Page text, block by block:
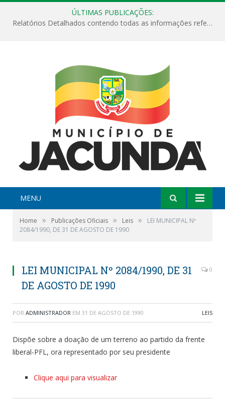
ÚLTIMAS PUBLICAÇÕES:
Relatórios Detalhados contendo todas as informações referentes a execução de recursos destinados ao fomento de projetos culturais no Município de Jacundá entre os anos de 2022 ao presente ano de 2026.
MENU
Home » Publicações Oficiais » Leis »
LEI MUNICIPAL Nº
2084/1990, DE 31 DE AGOSTO DE 1990
LEI MUNICIPAL Nº 2084/1990, DE 31
DE AGOSTO DE 1990
0
POR ADMINISTRADOR EM 31 DE AGOSTO DE 1990 LEIS
Dispõe sobre a doação de um terreno ao partido da frente
liberal-PFL, ora representado por seu presidente
Clique aqui para visualizar